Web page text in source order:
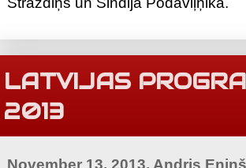
LATVIJAS
2013
November 13, 2013, Andris